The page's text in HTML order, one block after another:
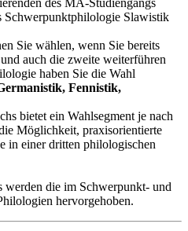
Schwerpunktphilologie Slawistik
Sie wählen, wenn Sie bereits
auch die zweite weiterführen
haben Sie die Wahl
Fennistik,
bietet ein Wahlsegment je nach
Möglichkeit, praxisorientierte
in einer dritten philologischen
werden die im Schwerpunkt- und
hervorgehoben.